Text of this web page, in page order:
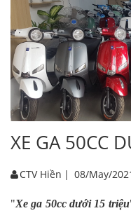
XE GA 50CC
CTV Hiền | 08/May/
"Xe ga 50cc dưới 15 triệu